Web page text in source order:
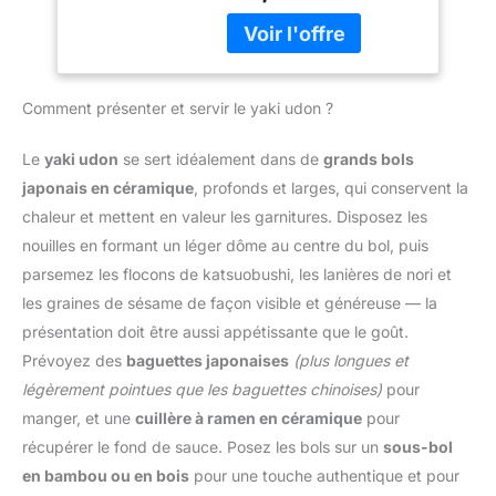
IDÉALE EN CUISINE :
Très facile à dissoudre
dans l'eau chaude. Il est
indispensable pour
préparer la soupe Miso
pour Ramen et Udon, ou
comme assaisonnement
secret pour vos sauces
et marinades.
progressivement ses
propriétés antiadhésives
et apporte une saveur
unique aux aliments. ✅
FOND PLAT : Cette
version possède un fond
principe, à tous les types
de feux et de plaques de
cuisson courants. ✅
COMPATIBLE AVEC
FEUX : Fond plat adapté
aux cuisinières à gaz et
électriques, aux plaques
vitrocéramiques et à
ouvert, aux brûleurs à
wok et au barbecue. 🔨
MARTELÉ À LA MAIN : Le
wok possède un fond
chauffer avant de
l’utiliser ! Martelé par des
prédilection de
professionnels chinois
Aucun risque que la
acier brûle lors de la
cuisson à feu vif
Comment présenter et servir le yaki udon ?
Le yaki udon se sert idéalement dans de grands bols
japonais en céramique , profonds et larges, qui conservent la
chaleur et mettent en valeur les garnitures. Disposez les
nouilles en formant un léger dôme au centre du bol, puis
parsemez les flocons de katsuobushi, les lanières de nori et
les graines de sésame de façon visible et généreuse — la
présentation doit être aussi appétissante que le goût.
Prévoyez des baguettes japonaises (plus longues et
légèrement pointues que les baguettes chinoises) pour
manger, et une cuillère à ramen en céramique pour
récupérer le fond de sauce. Posez les bols sur un sous-bol
en bambou ou en bois pour une touche authentique et pour